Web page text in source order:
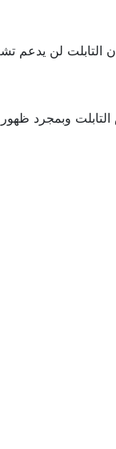
ومع جميع هذه
التابلت وبمجرد